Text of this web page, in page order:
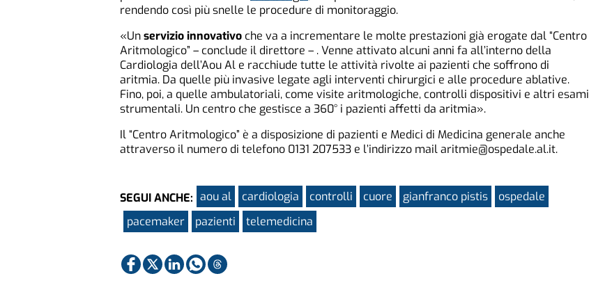
rendendo così più snelle le procedure di monitoraggio.
«Unservizio innovativo che va a incrementare le molte prestazioni già erogate dal “Centro
Aritmologico” – conclude il direttore – . Venne attivato alcuni anni fa all’interno della
Cardiologia dell’Aou Al e racchiude tutte le attività rivolte ai pazienti che soffrono di
aritmia. Da quelle più invasive legate agli interventi chirurgici e alle procedure ablative.
Fino, poi, a quelle ambulatoriali, come visite aritmologiche, controlli dispositivi e altri esami
strumentali. Un centro che gestisce a 360° i pazienti affetti da aritmia».
Il “Centro Aritmologico” è a disposizione di pazienti e Medici di Medicina generale anche
attraverso il numero di telefono 0131 207533 e l’indirizzo mail aritmie@ospedale.al.it.
SEGUI ANCHE: aou al cardiologia controlli cuore gianfranco pistis
ospedale
pacemaker
pazienti telemedicina